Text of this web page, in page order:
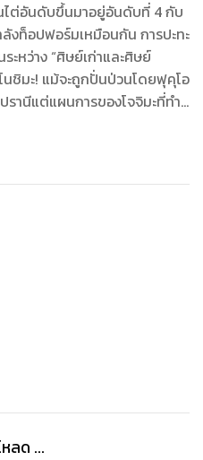
ต่อันดับขึ้นมาอยู่อันดับที่ 4 กับ
งท็อปฟอร์มเหมือนกัน การปะทะ
หว่าง “ศิษย์เก่าและศิษย์
นชิมะ! แม้จะถูกปั่นป่วนโดยฟุคุโอ
รานีแต่แผนการของโจจิมะที่ทำ
คานาโมริผู้เป็นตำนานกับคา
นจะดราม่าแล้ว!!
ลด ...